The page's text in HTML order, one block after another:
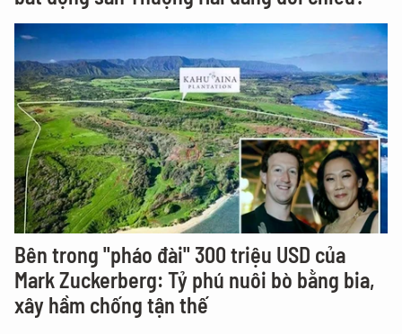
Bên trong "pháo đài" 300 triệu USD của
Mark Zuckerberg: Tỷ phú nuôi bò bằng bia,
xây hầm chống tận thế